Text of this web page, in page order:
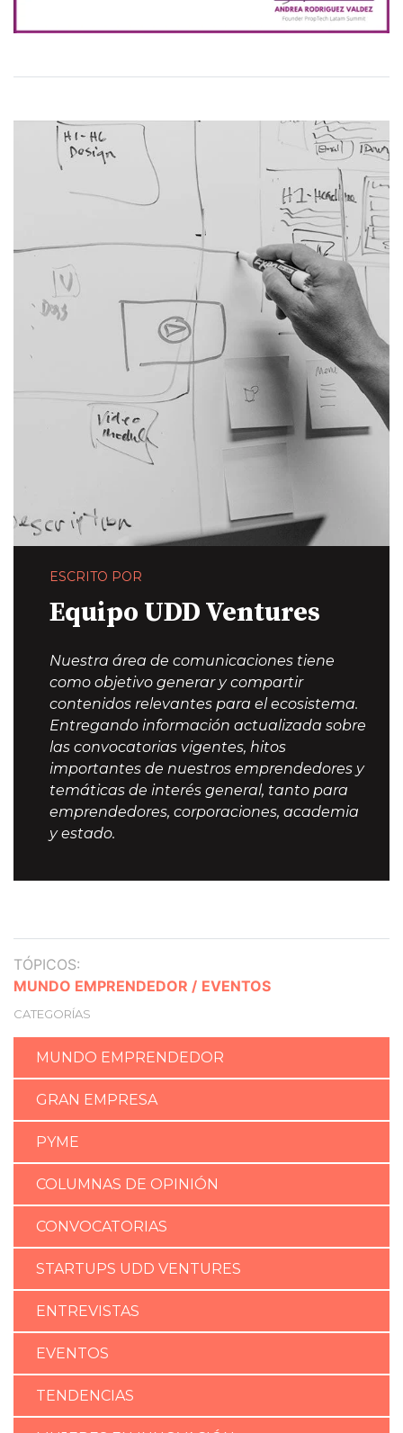
ESCRITO POR
Equipo UDD Ventures
Nuestra área de comunicaciones tiene
como objetivo generar y compartir
contenidos relevantes para el ecosistema.
Entregando información actualizada sobre
las convocatorias vigentes, hitos
importantes de nuestros emprendedores y
temáticas de interés general, tanto para
emprendedores, corporaciones, academia
y estado.
TÓPICOS:
MUNDO EMPRENDEDOR / EVENTOS
CATEGORÍAS
MUNDO EMPRENDEDOR
GRAN EMPRESA
PYME
COLUMNAS DE OPINIÓN
CONVOCATORIAS
STARTUPS UDD VENTURES
ENTREVISTAS
EVENTOS
TENDENCIAS